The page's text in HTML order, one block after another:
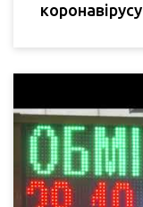
коронавірусу